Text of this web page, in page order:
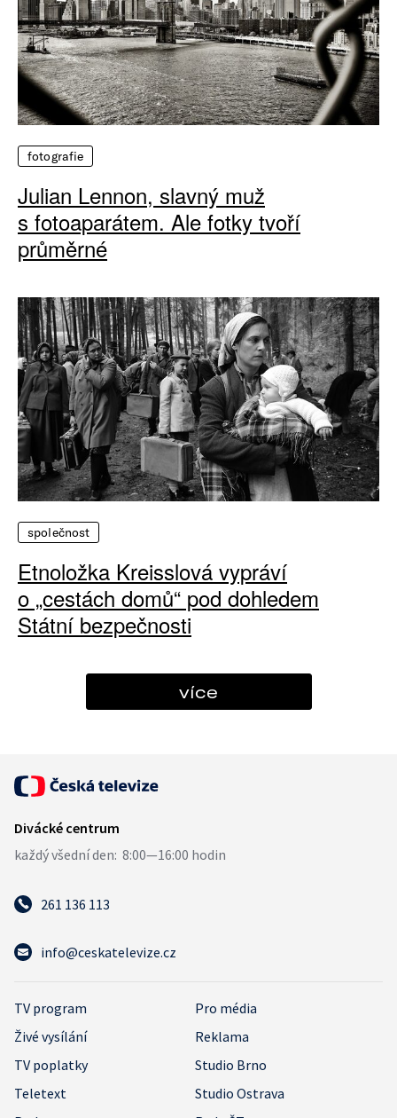
fotografie
Julian Lennon, slavný muž
s fotoaparátem. Ale fotky tvoří
průměrné
společnost
Etnoložka Kreisslová vypráví
o „cestách domů“ pod dohledem
Státní bezpečnosti
více
261 136 113
info@ceskatelevize.cz
TV program
Pro média
Živé vysílání
Reklama
TV poplatky
Studio Brno
Teletext
Studio Ostrava